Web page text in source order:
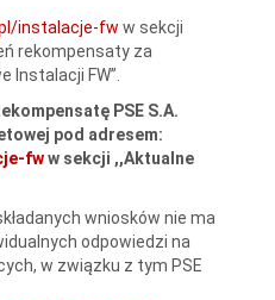
instalacje-fw w sekcji
rekompensaty za
Instalacji FW”.
PSE S.A.
pod adresem:
fww sekcji ,,Aktualne
wniosków nie ma
odpowiedzi na
w związku z tym PSE